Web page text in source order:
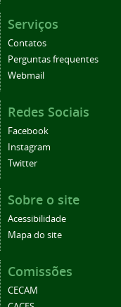
Serviços
Contatos
Perguntas frequentes
Webmail
Redes Sociais
Facebook
Instagram
Twitter
Sobre o site
Acessibilidade
Mapa do site
Comissões
CECAM